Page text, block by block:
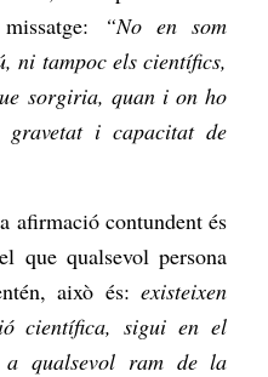
“No en som
ni tampoc els científics,
sorgiria, quan i on ho
i capacitat de
afirmació contundent és
que qualsevol persona
això és:existeixen
científica, sigui en el
qualsevol ram de la